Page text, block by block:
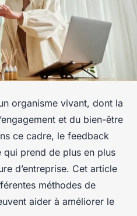
organisme vivant, dont la
et du bien-être
ce cadre, le feedback
qui prend de plus en plus
d’entreprise. Cet article
méthodes de
aider à améliorer le